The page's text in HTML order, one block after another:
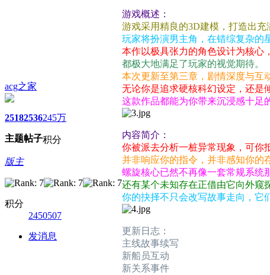
acg之家
2518
主题
2536
帖子
245万
积分
版主
积分
2450507
发消息
游戏概述：
游戏采用精良的3D建模，打造出充
玩家将扮演男主角，在错综复杂的
本作以极具张力的角色设计为核心
都极大地满足了玩家的视觉期待。
本次更新至第三章，剧情深度与互
无论你是追求硬核科幻设定，还是
这款作品都能为你带来沉浸感十足
内容简介：
你被派去分析一桩异常现象，可
并非响应你的指令，并非感知你的
螺旋核心已然不再像一套常规系统
还有某个未知存在正借由它向外
你的抉择不只会改写故事走向，它
更新日志：
主线故事续写
新船员互动
新关系事件